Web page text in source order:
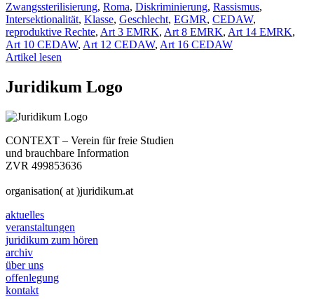
Zwangssterilisierung, Roma, Diskriminierung, Rassismus,
Intersektionalität, Klasse, Geschlecht, EGMR, CEDAW,
reproduktive Rechte, Art 3 EMRK, Art 8 EMRK, Art 14 EMRK,
Art 10 CEDAW, Art 12 CEDAW, Art 16 CEDAW
Artikel lesen
Juridikum Logo
CONTEXT – Verein für freie Studien
und brauchbare Information
ZVR 499853636
organisation( at )juridikum.at
aktuelles
veranstaltungen
juridikum zum hören
archiv
über uns
offenlegung
kontakt